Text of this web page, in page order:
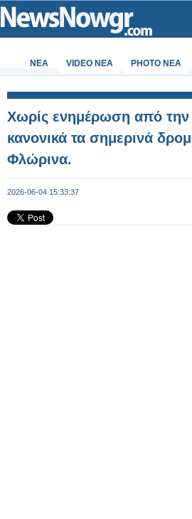
ΝΕΑ VIDEO NEA PHOTO NEA
Χωρίς ενημέρωση από
κανονικά τα σημερινά
Φλώρινα.
2026-06-04 15:33:37